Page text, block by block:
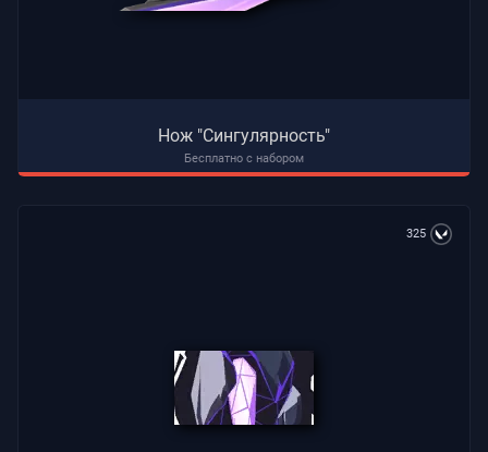
Нож "Сингулярность"
Бесплатно с набором
325